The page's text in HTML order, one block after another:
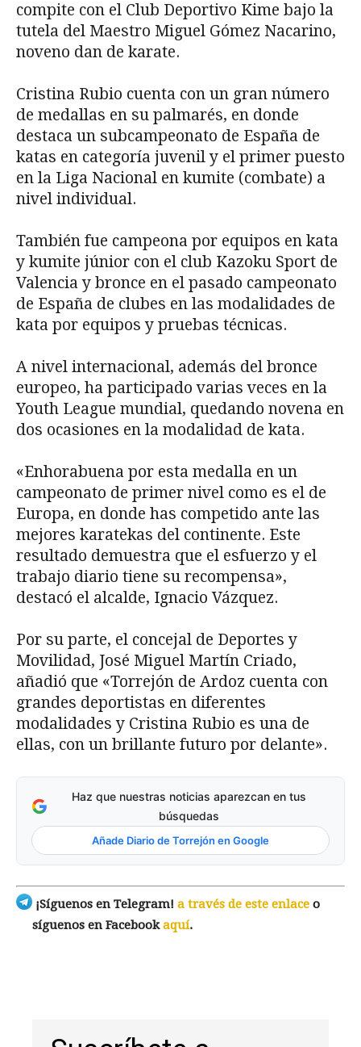
compite con el Club Deportivo Kime bajo la
tutela del Maestro Miguel Gómez Nacarino,
noveno dan de karate.
Cristina Rubio cuenta con un gran número
de medallas en su palmarés, en donde
destaca un subcampeonato de España de
katas en categoría juvenil y el primer puesto
en la Liga Nacional en kumite (combate) a
nivel individual.
También fue campeona por equipos en kata
y kumite júnior con el club Kazoku Sport de
Valencia y bronce en el pasado campeonato
de España de clubes en las modalidades de
kata por equipos y pruebas técnicas.
A nivel internacional, además del bronce
europeo, ha participado varias veces en la
Youth League mundial, quedando novena en
dos ocasiones en la modalidad de kata.
«Enhorabuena por esta medalla en un
campeonato de primer nivel como es el de
Europa, en donde has competido ante las
mejores karatekas del continente. Este
resultado demuestra que el esfuerzo y el
trabajo diario tiene su recompensa»,
destacó el alcalde, Ignacio Vázquez.
Por su parte, el concejal de Deportes y
Movilidad, José Miguel Martín Criado,
añadió que «Torrejón de Ardoz cuenta con
grandes deportistas en diferentes
modalidades y Cristina Rubio es una de
ellas, con un brillante futuro por delante».
Haz que nuestras noticias aparezcan en tus
búsquedas
Añade Diario de Torrejón en Google
¡Síguenos en Telegram! a través de este enlace o
síguenos en Facebookaquí.